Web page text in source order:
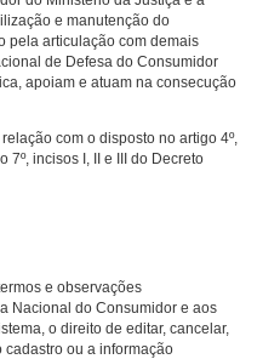
e manutenção do
pela articulação com demais
de Defesa do Consumidor
apoiam e atuam na consecução
com o disposto no artigo 4º,
7º, incisos I, II e III do Decreto
e observações
Nacional do Consumidor e aos
o direito de editar, cancelar,
cadastro ou a informação